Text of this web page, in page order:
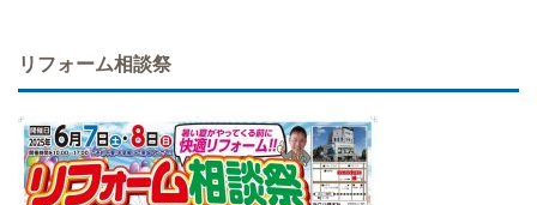
リフォーム相談祭